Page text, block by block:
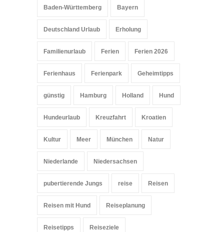
Baden-Württemberg Bayern
Deutschland Urlaub Erholung
Familienurlaub Ferien Ferien 2026
Ferienhaus Ferienpark Geheimtipps
günstig Hamburg Holland Hund
Hundeurlaub Kreuzfahrt Kroatien
Kultur Meer München Natur
Niederlande Niedersachsen
pubertierende Jungs reise Reisen
Reisen mit Hund Reiseplanung
Reisetipps Reiseziele